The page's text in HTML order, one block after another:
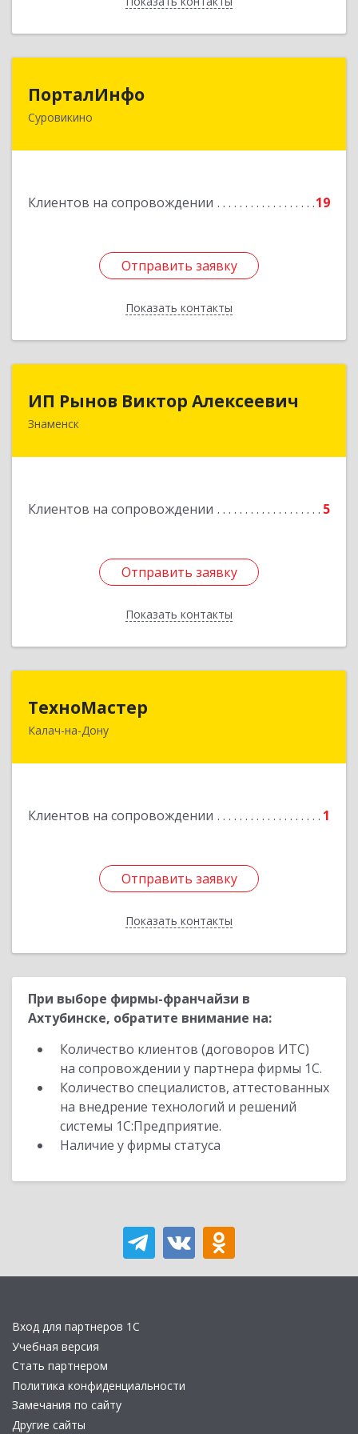
ПорталИнфо
Суровикино
Клиентов на сопровождении 19
Отправить заявку
Показать контакты
404414, г.Суровкино Волгоградской обл. ул. 1-й
Отправить заявку
Назад
ИП Рынов Виктор Алексеевич
Знаменск
Клиентов на сопровождении 5
Отправить заявку
Показать контакты
Отправить заявку
Назад
ТехноМастер
Калач-на-Дону
Клиентов на сопровождении 1
Отправить заявку
Показать контакты
404503, Волгоградская обл, Калач-на-Дону г,
Отправить заявку
Назад
При выборе фирмы-франчайзи в
Ахтубинске, обратите внимание на:
Количество клиентов (договоров ИТС)
на сопровождении у партнера фирмы 1С.
Количество специалистов, аттестованных
на внедрение технологий и решений
системы 1С:Предприятие.
Наличие у фирмы статуса
Вход для партнеров 1С
Учебная версия
Стать партнером
Политика конфиденциальности
Замечания по сайту
Другие сайты